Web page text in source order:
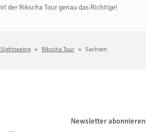
der Rikscha Tour genau das Richtige!
Rikscha Tour Sachsen
Newsletter abonnieren